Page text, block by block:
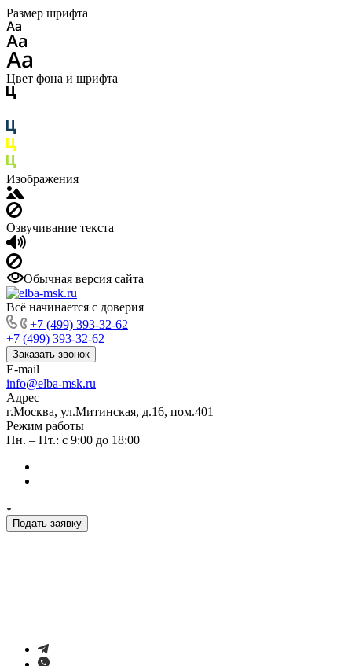
Размер шрифта
Цвет фона и шрифта
Изображения
Озвучивание текста
Обычная версия сайта
Всё начинается с доверия
+7 (499) 393-32-62
+7 (499) 393-32-62
Заказать звонок
E-mail
info@elba-msk.ru
Адрес
г.Москва, ул.Митинская, д.16, пом.401
Режим работы
Пн. – Пт.: с 9:00 до 18:00
Подать заявку